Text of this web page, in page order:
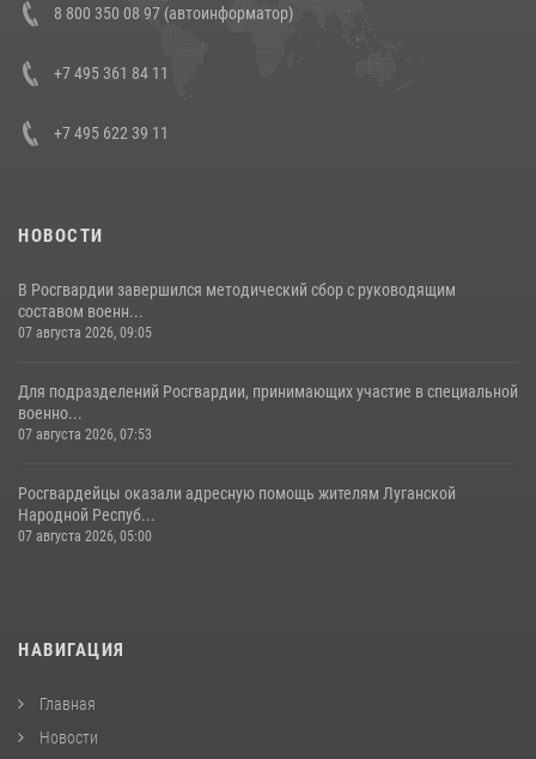
боевого опыта
8 800 350 08 97 (автоинформатор)
+7 495 361 84 11
+7 495 622 39 11
НОВОСТИ
В Росгвардии завершился методический сбор с руководящим
составом военн...
07 августа 2026, 09:05
Для подразделений Росгвардии, принимающих участие в специальной
военно...
07 августа 2026, 07:53
Росгвардейцы оказали адресную помощь жителям Луганской
Народной Респуб...
07 августа 2026, 05:00
НАВИГАЦИЯ
Главная
Новости